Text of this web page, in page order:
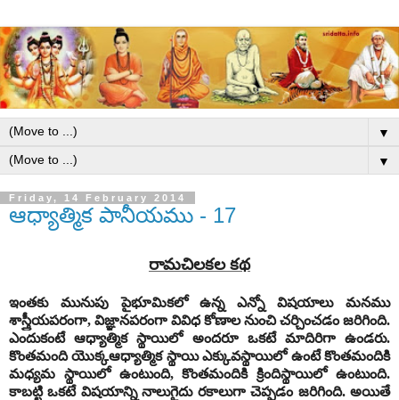
▼
▼
Friday, 14 February 2014
ఆధ్యాత్మిక పానీయము - 17
రామచిలకల కథ
ఇంతకు మునుపు పైభూమికలో ఉన్న ఎన్నో విషయాలు మనము
శాస్త్రీయపరంగా, విజ్ఞానపరంగా వివిధ కోణాల నుంచి చర్చించడం జరిగింది.
ఎందుకంటే ఆధ్యాత్మిక స్థాయిలో అందరూ ఒకటే మాదిరిగా ఉండరు.
కొంతమంది యొక్కఆధ్యాత్మిక స్థాయి ఎక్కువస్థాయిలో ఉంటే కొంతమందికి
మధ్యమ స్థాయిలో ఉంటుంది, కొంతమందికి క్రిందిస్థాయిలో ఉంటుంది.
కాబట్టి ఒకటే విషయాన్ని నాలుగైదు రకాలుగా చెప్పడం జరిగింది. అయితే